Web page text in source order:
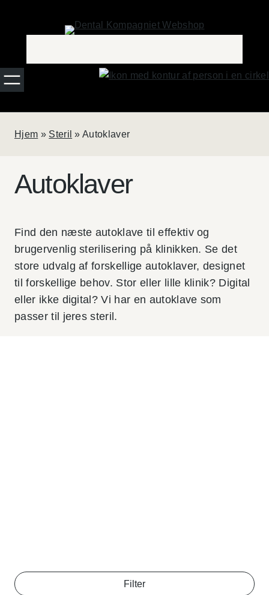
indhold
Hjem » Steril »Autoklaver
Autoklaver
Find den næste autoklave til effektiv og
brugervenlig sterilisering på klinikken. Se det
store udvalg af forskellige autoklaver, designet
til forskellige behov. Stor eller lille klinik? Digital
eller ikke digital? Vi har en autoklave som
passer til jeres steril.
Filter